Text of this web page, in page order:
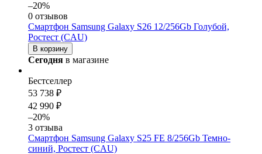
–20%
0 отзывов
Смартфон Samsung Galaxy S26 12/256Gb Голубой,
Ростест (CAU)
В корзину
Сегодня в магазине
Бестселлер
53 738 ₽
42 990 ₽
–20%
3 отзыва
Смартфон Samsung Galaxy S25 FE 8/256Gb Темно-
синий, Ростест (CAU)